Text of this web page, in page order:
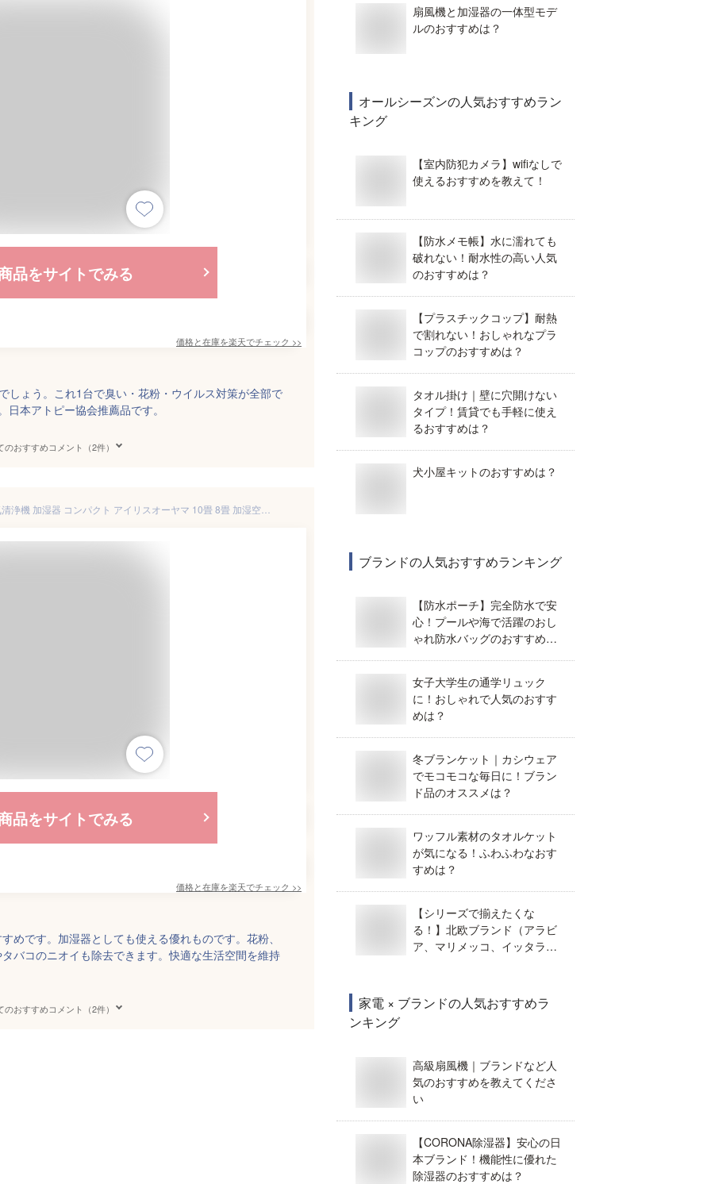
品をサイトでみる
価格と在庫を楽天でチェック >>
しょう。これ1台で臭い・花粉・ウイルス対策が全部で
本アトピー協会推薦品です。
のおすすめコメント（2件）
品をサイトでみる
価格と在庫を楽天でチェック >>
めです。加湿器としても使える優れものです。花粉、
バコのニオイも除去できます。快適な生活空間を維持
のおすすめコメント（2件）
扇風機と加湿器の一体型モデ
ルのおすすめは？
オールシーズンの人気おすすめラン
キング
【室内防犯カメラ】wifiなしで
使えるおすすめを教えて！
【防水メモ帳】水に濡れても
破れない！耐水性の高い人気
のおすすめは？
【プラスチックコップ】耐熱
で割れない！おしゃれなプラ
コップのおすすめは？
タオル掛け｜壁に穴開けない
タイプ！賃貸でも手軽に使え
るおすすめは？
犬小屋キットのおすすめは？
ブランドの人気おすすめランキング
【防水ポーチ】完全防水で安
心！プールや海で活躍のおし
ゃれ防水バッグのおすすめ
女子大学生の通学リュック
に！おしゃれで人気のおすす
めは？
冬ブランケット｜カシウェア
でモコモコな毎日に！ブラン
ド品のオススメは？
ワッフル素材のタオルケット
が気になる！ふわふわなおす
すめは？
【シリーズで揃えたくな
る！】北欧ブランド（アラビ
ア、マリメッコ、イッタラな
家電 × ブランドの人気おすすめラ
ンキング
高級扇風機｜ブランドなど人
気のおすすめを教えてくださ
い
【CORONA除湿器】安心の日
本ブランド！機能性に優れた
除湿器のおすすめは？